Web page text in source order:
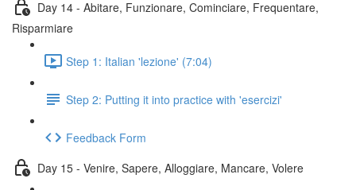
Day 14 - Abitare, Funzionare, Cominciare, Frequentare,
Risparmiare
Step 1: Italian 'lezione' (7:04)
Step 2: Putting it into practice with 'esercizi'
Feedback Form
Day 15 - Venire, Sapere, Alloggiare, Mancare, Volere